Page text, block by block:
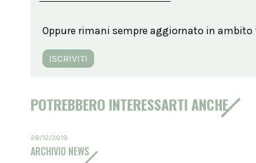
Oppure rimani sempre aggiornato in
ISCRIVITI
POTREBBERO INTERESSARTI ANCHE
28/12/2019
ARCHIVIO NEWS